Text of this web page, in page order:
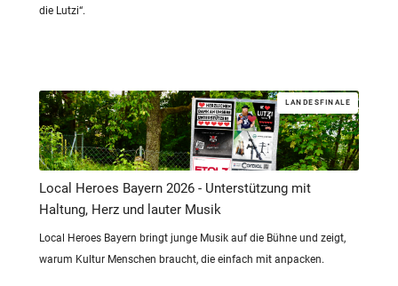
die Lutzi“.
LANDESFINALE
Local Heroes Bayern 2026 - Unterstützung mit
Haltung, Herz und lauter Musik
Local Heroes Bayern bringt junge Musik auf die Bühne und zeigt,
warum Kultur Menschen braucht, die einfach mit anpacken.